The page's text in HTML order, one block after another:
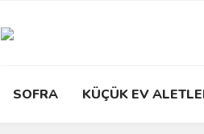
SOFRA KÜÇÜK EV